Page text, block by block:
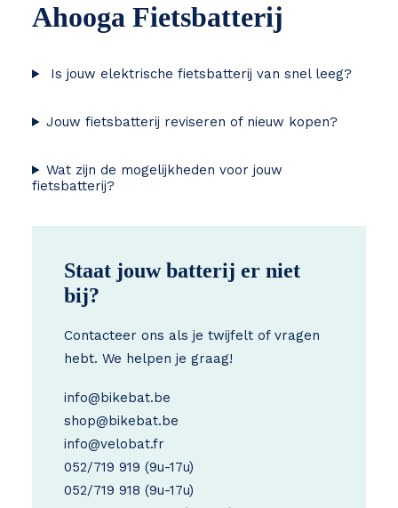
Ahooga Fietsbatterij
Is jouw elektrische fietsbatterij van snel leeg?
Jouw fietsbatterij reviseren of nieuw kopen?
Wat zijn de mogelijkheden voor jouw
fietsbatterij?
Staat jouw batterij er niet
bij?
Contacteer ons als je twijfelt of vragen
hebt. We helpen je graag!
info@bikebat.be
shop@bikebat.be
info@velobat.fr
052/719 919 (9u-17u)
052/719 918 (9u-17u)